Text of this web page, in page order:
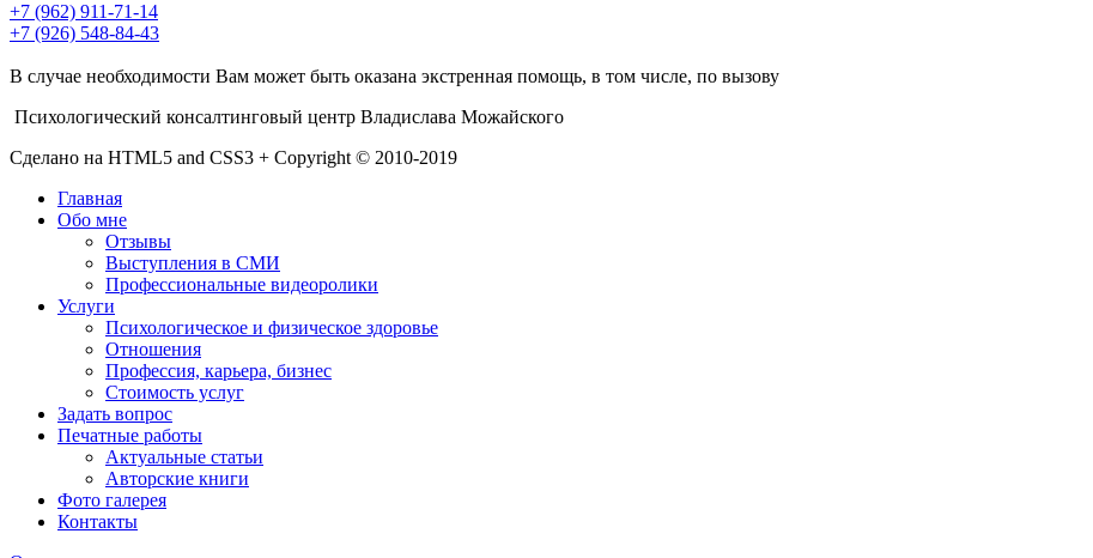
+7 (962) 911-71-14
+7 (926) 548-84-43
В случае необходимости Вам может быть оказана экстренная помощь, в том числе, по вызову
Психологический консалтинговый центр Владислава Можайского
Сделано на HTML5 and CSS3 + Copyright © 2010-2019
Главная
Обо мне
Отзывы
Выступления в СМИ
Профессиональные видеоролики
Услуги
Психологическое и физическое здоровье
Отношения
Профессия, карьера, бизнес
Стоимость услуг
Задать вопрос
Печатные работы
Актуальные статьи
Авторские книги
Фото галерея
Контакты